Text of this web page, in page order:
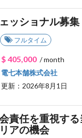
ッショナル募集
フルタイム
$ 405,000/ month
電七本舗株式会社
新：2026年8月1日
責任を重視す
アの機会